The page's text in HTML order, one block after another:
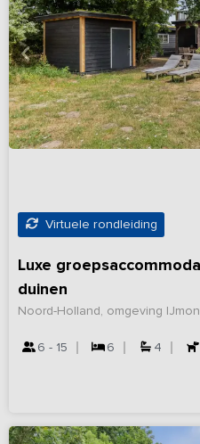
Virtuele rondleiding
Luxe
duinen
Noord-Holland, omgeving
6 - 15 6 4